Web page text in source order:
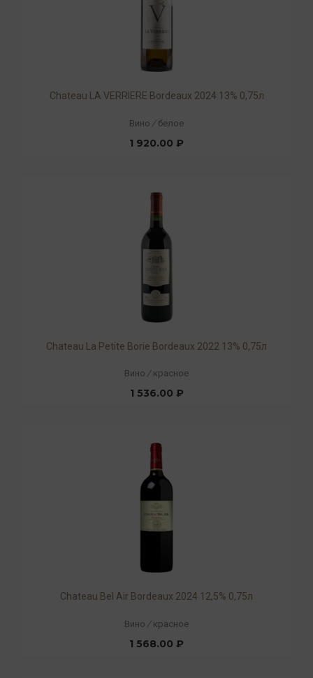
Chateau LA VERRIERE Bordeaux 2024 13% 0,75л
Вино / белое
1 920.00 ₽
Chateau La Petite Borie Bordeaux 2022 13% 0,75л
Вино / красное
1 536.00 ₽
Chateau Bel Air Bordeaux 2024 12,5% 0,75л
Вино / красное
1 568.00 ₽